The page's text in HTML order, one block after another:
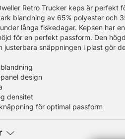
Retro Trucker keps är perfekt
blandning av 65% polyester och
långa fiskedagar. Kepsen har
för en perfekt passform. Den
justerbara snäppningen i plast gör
design
densitet
för optimal passform